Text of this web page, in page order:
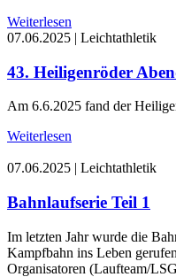
Weiterlesen
07.06.2025 | Leichtathletik
43. Heiligenröder
Am 6.6.2025 fand der
Weiterlesen
07.06.2025 | Leichtathletik
Bahnlaufserie Teil 1
Im letzten Jahr wurde die
Kampfbahn ins Leben
Organisatoren (Laufteam/